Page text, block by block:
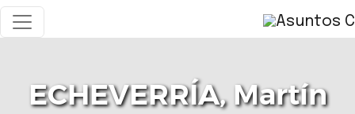
ECHEVERRÍA, Martín